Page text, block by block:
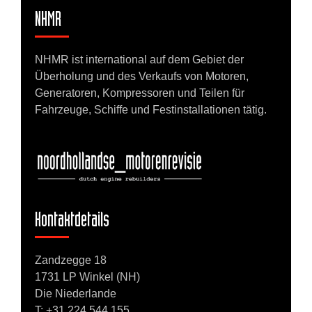
NHMR
NHMR ist international auf dem Gebiet der
Überholung und des Verkaufs von Motoren,
Generatoren, Kompressoren und Teilen für
Fahrzeuge, Schiffe und Festinstallationen tätig.
Kontaktdetails
Zandzegge 18
1731 LP Winkel (NH)
Die Niederlande